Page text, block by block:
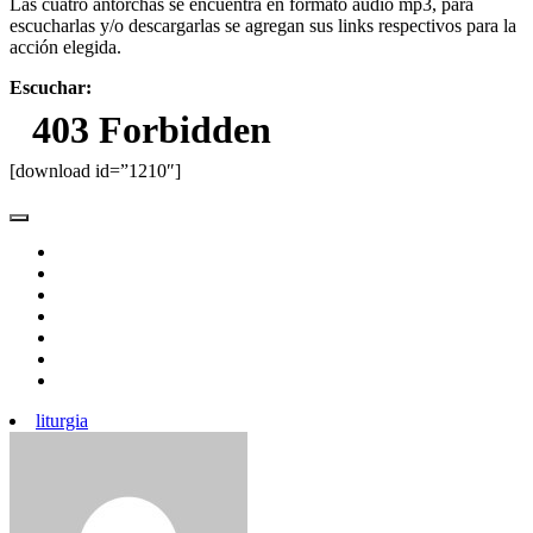
Las cuatro antorchas se encuentra en formato audio mp3, para
escucharlas y/o descargarlas se agregan sus links respectivos para la
acción elegida.
Escuchar:
[download id=”1210″]
liturgia